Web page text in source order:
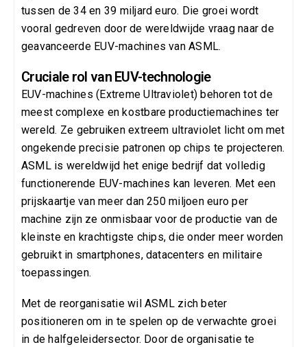
tussen de 34 en 39 miljard euro. Die groei wordt
vooral gedreven door de wereldwijde vraag naar de
geavanceerde EUV-machines van ASML.
Cruciale rol van EUV-technologie
EUV-machines (Extreme Ultraviolet) behoren tot de
meest complexe en kostbare productiemachines ter
wereld. Ze gebruiken extreem ultraviolet licht om met
ongekende precisie patronen op chips te projecteren.
ASML is wereldwijd het enige bedrijf dat volledig
functionerende EUV-machines kan leveren. Met een
prijskaartje van meer dan 250 miljoen euro per
machine zijn ze onmisbaar voor de productie van de
kleinste en krachtigste chips, die onder meer worden
gebruikt in smartphones, datacenters en militaire
toepassingen.
Met de reorganisatie wil ASML zich beter
positioneren om in te spelen op de verwachte groei
in de halfgeleidersector. Door de organisatie te